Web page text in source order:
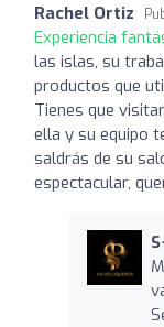
Rachel Ortiz
Experiencia
las islas, su
productos que
Tienes que
ella y su equipo
saldrás de su
espectacular,